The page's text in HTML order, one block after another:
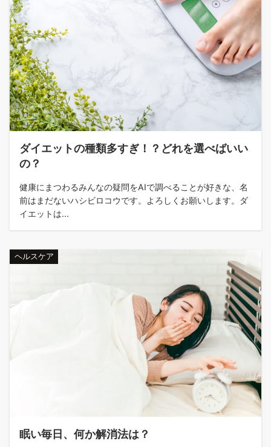
ダイエットの種類多すぎ！？どれを選べばいい
の？
健康にまつわるみんなの疑問をAIで調べることが好きな、名
前はまだないハシビロコウです。よろしくお願いします。ダ
イエットは...
ヘルスケア
眠い毎日、何か解消法は？